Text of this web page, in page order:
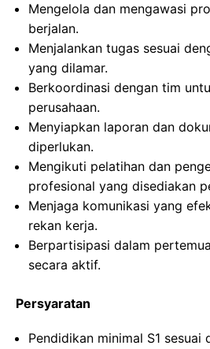
Mengelola dan mengawasi
berjalan.
Menjalankan tugas sesuai
yang dilamar.
Berkoordinasi dengan tim
perusahaan.
Menyiapkan laporan dan
diperlukan.
Mengikuti pelatihan dan
profesional yang disediakan
Menjaga komunikasi yang
rekan kerja.
Berpartisipasi dalam
secara aktif.
Persyaratan
Pendidikan minimal S1 sesuai